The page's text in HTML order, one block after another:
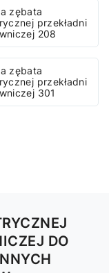
zębata
przekładni
208
zębata
przekładni
301
DO